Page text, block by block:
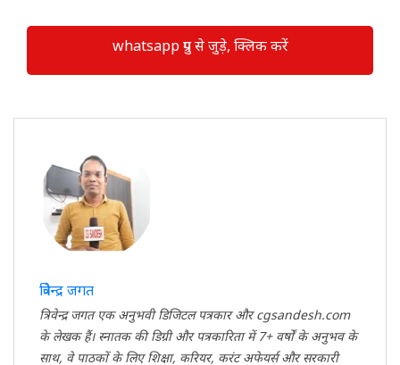
whatsapp ग्रुप से जुड़े, क्लिक करें
त्रिवेन्द्र जगत
त्रिवेन्द्र जगत एक अनुभवी डिजिटल पत्रकार और cgsandesh.com
के लेखक हैं। स्नातक की डिग्री और पत्रकारिता में 7+ वर्षों के अनुभव के
साथ, वे पाठकों के लिए शिक्षा, करियर, करंट अफेयर्स और सरकारी